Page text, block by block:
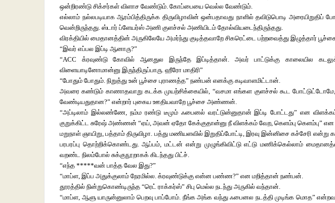
ஒன்றிரண்டு சிக்சர்கள் விளாச வேண்டும். கோப்பையை வெல்ல வேண்டும்.
எல்லாம் நல்லபடியாக ஆரம்பித்திருக்க திருவிழாவின் ஒன்பதாவது நாளில் தவிடுபொடி
வென்றிருந்தது. ஸ்டார் ப்ளேயர்ஸ் அணி குளச்சல் அணியிடம் தோல்வியடைந்திருந்தது.
விரக்தியில் மைதானத்தின் அருகிலேயே அமர்ந்து குடித்தவாறே சிகரெட்டை பற்றவைத்து இழுத்தார்
“இவர் எப்பல இப்டி ஆனாரு?”
“ACC க்ரவுண்டு கோவில் ஆனதுல இருந்தே இப்டித்தான். அவர் பாட்டுக்கு காலையில
விளையாடினோமான்னு இருந்திருப்பாரு. ஹீரோ மாதிரி”
“போதும் போதும். நிறுத்து உன் பூச்சை புராணத்த” நண்பன் எனக்கு கடிவாளமிட்டான்.
அவரை கண்டும் காணாதவாறு கடக்க முயற்சிக்கையில், “வசமா எங்கள குளச்சல் கூட
வேண்டியதுதான?” என்றார் புகைய ஊதியவாறே பூச்சை அண்ணன்.
“அப்டிலாம் இல்லண்ணே, நம்ம ரண்டு டீமும் ஃபைனல் வரட்டுன்னுதான் இப்டி போட்டது” என விளக்கம்
குறுக்கிட்ட சுரேஷ் அண்ணன் “ஏய், அவன் ஏதோ கேக்குதான்னு நீ விளக்கம் வேற, கெளம்பு கெளம்பு” என
மறுநாள் ஞாயிறு, பத்தாம் திருவிழா. பத்து மணியளவில் இறுதிப்போட்டி, இரவு இன்னிசை கச்சேரி
பரபரப்பு தொற்றிக்கொண்டது. ஆப்பம், மட்டன் என்று முழுங்கிவிட்டு எட்டு மணிக்கெல்லாம்
வறண்ட நிலம்போல் சுக்குநூறாகக் கிடந்தது பிட்ச்.
“எந்த *****வன் பாத்த வேல இது?”
“மாப்ள, இப்ப அதுக்குலாம் நேரமில்ல. க்ரவுண்டுக்கு என்ன பண்ண?” என மறித்தான் நண்பன்.
தூரத்தில் நின்றுகொண்டிருந்த “ரெட் ராக்கர்ஸ்” சிபு மெல்ல நடந்து அருகில் வந்தான்.
“மாப்ள, ஆளு யாருன்னுலாம் பெறவு பாப்போம். நீங்க அங்க வந்து ஃபைனல நடத்தி முடிங்க மொத”